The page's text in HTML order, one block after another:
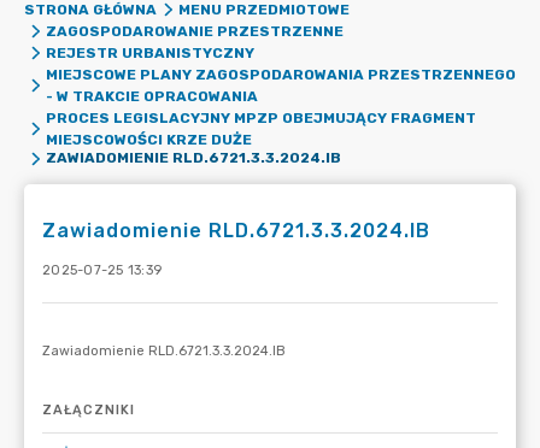
STRONA GŁÓWNA
MENU PRZEDMIOTOWE
ZAGOSPODAROWANIE PRZESTRZENNE
REJESTR URBANISTYCZNY
MIEJSCOWE PLANY ZAGOSPODAROWANIA PRZESTRZENNEGO
- W TRAKCIE OPRACOWANIA
PROCES LEGISLACYJNY MPZP OBEJMUJĄCY FRAGMENT
MIEJSCOWOŚCI KRZE DUŻE
ZAWIADOMIENIE RLD.6721.3.3.2024.IB
Zawiadomienie RLD.6721.3.3.2024.IB
2025-07-25 13:39
ZAŁĄCZNIKI